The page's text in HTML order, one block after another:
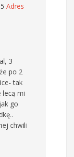
Adres
3
po 2
tak
lecą mi
go
chwili